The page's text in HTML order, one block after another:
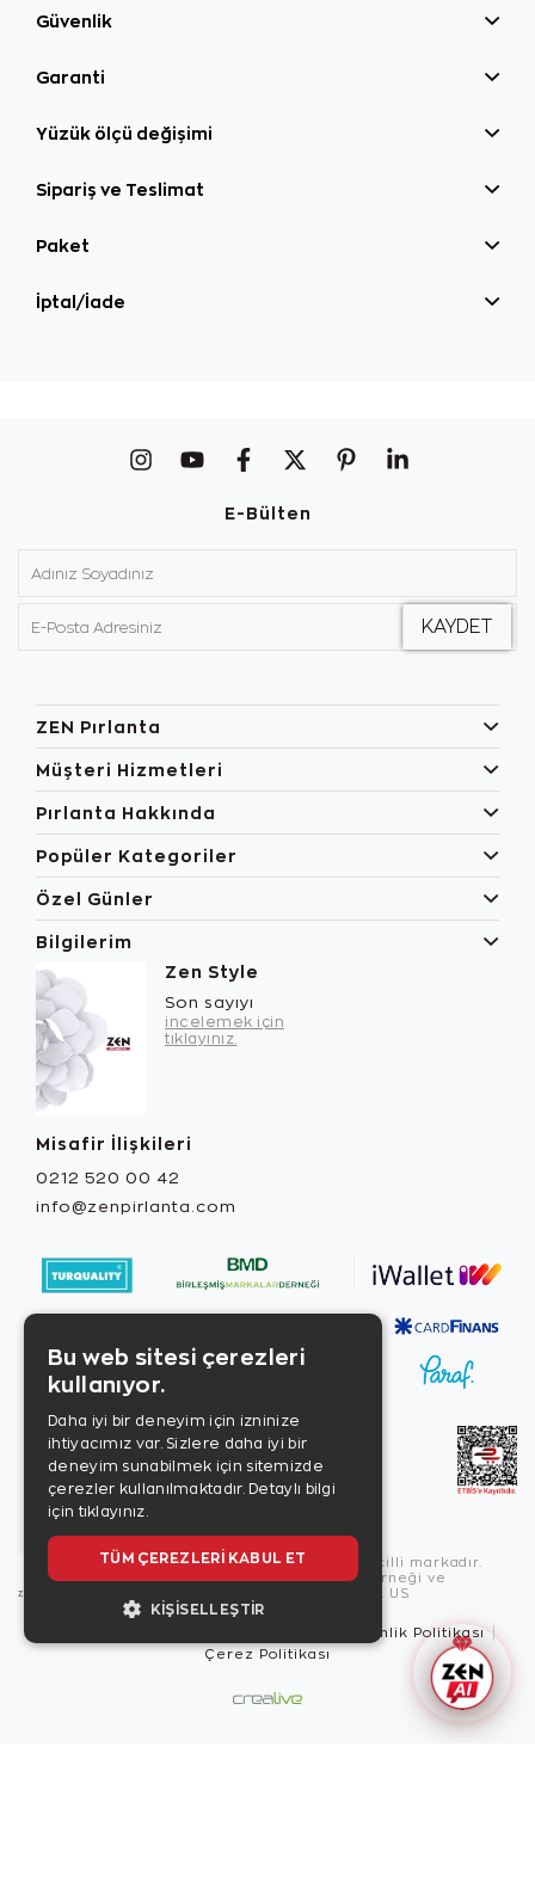
Güvenlik
Garanti
Yüzük ölçü değişimi
Sipariş ve Teslimat
Paket
İptal/İade
E-Bülten
ZEN Pırlanta
Müşteri Hizmetleri
Pırlanta Hakkında
Popüler Kategoriler
Özel Günler
Bilgilerim
Zen Style
Son sayıyı
incelemek için
tıklayınız.
Misafir İlişkileri
0212 520 00 42
info@zenpirlanta.com
Copyright © 2026, Zen Diamond tescilli markadır.
Zen Diamond Birleşmiş Markalar Derneği ve
Turquality Destek Programı üyesidir. US
Güvenlik Politikası
Çerez Politikası
Bu web sitesi çerezleri
kullanıyor.
Daha iyi bir deneyim için izninize
ihtiyacımız var. Sizlere daha iyi bir
deneyim sunabilmek için sitemizde
çerezler kullanılmaktadır. Detaylı bilgi
için tıklayınız.
TÜM ÇEREZLERI KABUL ET
KIŞISELLEŞTIR